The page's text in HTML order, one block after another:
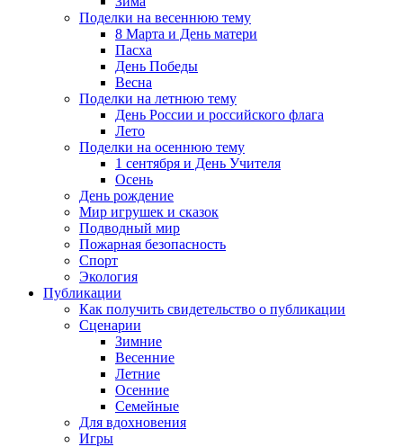
Поделки на весеннюю тему
8 Марта и День матери
Пасха
День Победы
Весна
Поделки на летнюю тему
День России и российского флага
Лето
Поделки на осеннюю тему
1 сентября и День Учителя
Осень
День рождение
Мир игрушек и сказок
Подводный мир
Пожарная безопасность
Спорт
Экология
Публикации
Как получить свидетельство о публикации
Сценарии
Зимние
Весенние
Летние
Осенние
Семейные
Для вдохновения
Игры